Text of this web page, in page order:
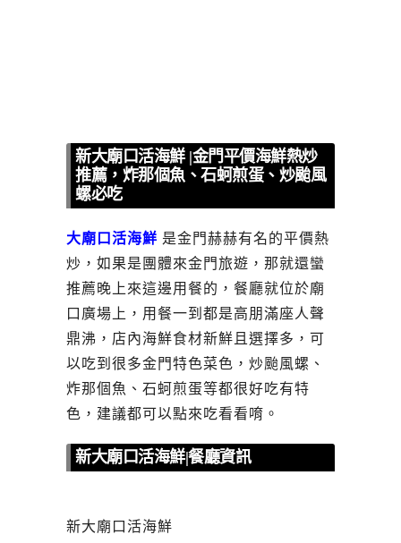
新大廟口活海鮮 |金門平價海鮮熱炒
推薦，炸那個魚、石蚵煎蛋、炒颱風
螺必吃
大廟口活海鮮 是金門赫赫有名的平價熱
炒，如果是團體來金門旅遊，那就還蠻
推薦晚上來這邊用餐的，餐廳就位於廟
口廣場上，用餐一到都是高朋滿座人聲
鼎沸，店內海鮮食材新鮮且選擇多，可
以吃到很多金門特色菜色，炒颱風螺、
炸那個魚、石蚵煎蛋等都很好吃有特
色，建議都可以點來吃看看唷。
新大廟口活海鮮|餐廳資訊
新大廟口活海鮮